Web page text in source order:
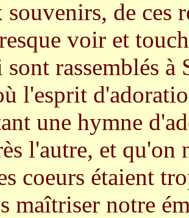
souvenirs, de ces
voir et
rassemblés à
l'esprit
une hymne
l'autre, et qu'on
coeurs étaient
maîtriser notre